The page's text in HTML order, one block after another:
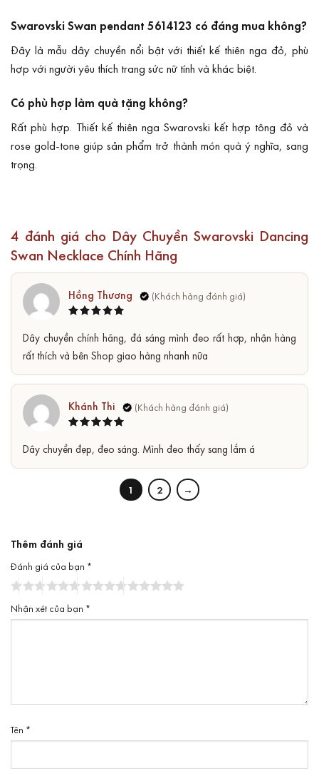
Swarovski Swan pendant 5614123 có đáng mua không?
Đây là mẫu dây chuyền nổi bật với thiết kế thiên nga đỏ, phù
hợp với người yêu thích trang sức nữ tính và khác biệt.
Có phù hợp làm quà tặng không?
Rất phù hợp. Thiết kế thiên nga Swarovski kết hợp tông đỏ và
rose gold-tone giúp sản phẩm trở thành món quà ý nghĩa, sang
trọng.
4 đánh giá cho Dây Chuyền Swarovski Dancing
Swan Necklace Chính Hãng
hạng 5 5
Hồng Thương
Dây chuyền chính hãng, đá sáng mình đeo rất hợp, nhận hàng
rất thích và bên Shop giao hàng nhanh nữa
hạng55
sao
Khánh Thi
Dây chuyền đẹp, đeo sáng. Mình đeo thấy sang lắm á
1 2 →
Thêm đánh giá
Đánh giá của bạn *
Nhận xét của bạn *
Tên *